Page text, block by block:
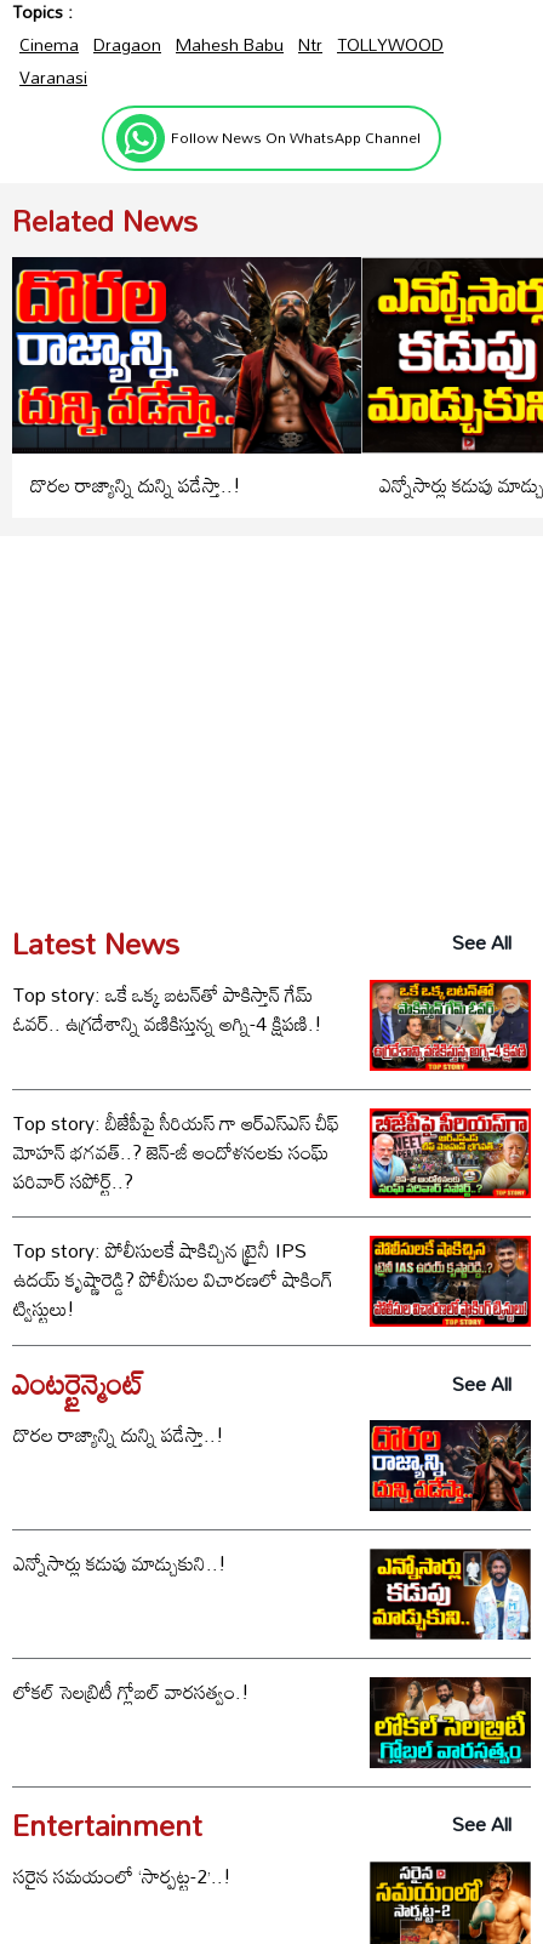
Topics :
Cinema Dragaon Mahesh Babu Ntr TOLLYWOOD
Varanasi
Follow News On WhatsApp Channel
Related News
దొరల రాజ్యాన్ని దున్ని పడేస్తా..! ఎన్నోసార్లు కడుపు
Latest News
See All
Top story: ఒకే ఒక్క బటన్‌తో పాకిస్తాన్ గేమ్
ఓవర్.. ఉగ్రదేశాన్ని వణికిస్తున్న అగ్ని-4 క్షిపణి.!
Top story: బీజేపీపై సీరియస్ గా ఆర్‌ఎస్‌ఎస్ చీఫ్
మోహన్ భగవత్..? జెన్-జీ ఆందోళనలకు సంఘ్
పరివార్ సపోర్ట్..?
Top story: పోలీసులకే షాకిచ్చిన ట్రైనీ IPS
ఉదయ్ కృష్ణారెడ్డి? పోలీసుల విచారణలో షాకింగ్
ట్విస్టులు!
ఎంటర్టైన్మెంట్
See All
దొరల రాజ్యాన్ని దున్ని పడేస్తా..!
ఎన్నోసార్లు కడుపు మాడ్చుకుని..!
లోకల్ సెలబ్రిటీ గ్లోబల్ వారసత్వం.!
Entertainment
See All
సరైన సమయంలో ‘సార్పట్ట-2’..!